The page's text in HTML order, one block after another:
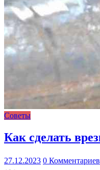
Советы
Как сделать
27.12.2023 0 Комментариев